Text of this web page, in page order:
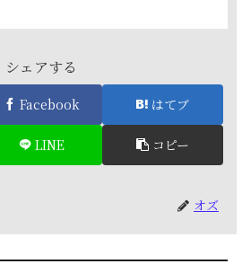
シェアする
Facebook はてブ
LINE コピー
オズ